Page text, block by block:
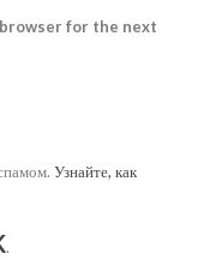
browser for the next
Узнайте, как
.